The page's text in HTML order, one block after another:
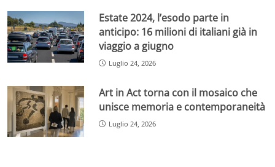
Estate 2024, l’esodo parte in
anticipo: 16 milioni di italiani già in
viaggio a giugno
Luglio 24, 2026
Art in Act torna con il mosaico che
unisce memoria e contemporaneità
Luglio 24, 2026